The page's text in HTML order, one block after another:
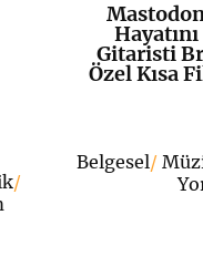
/
Gitaristi
Özel Kısa
Belgesel/